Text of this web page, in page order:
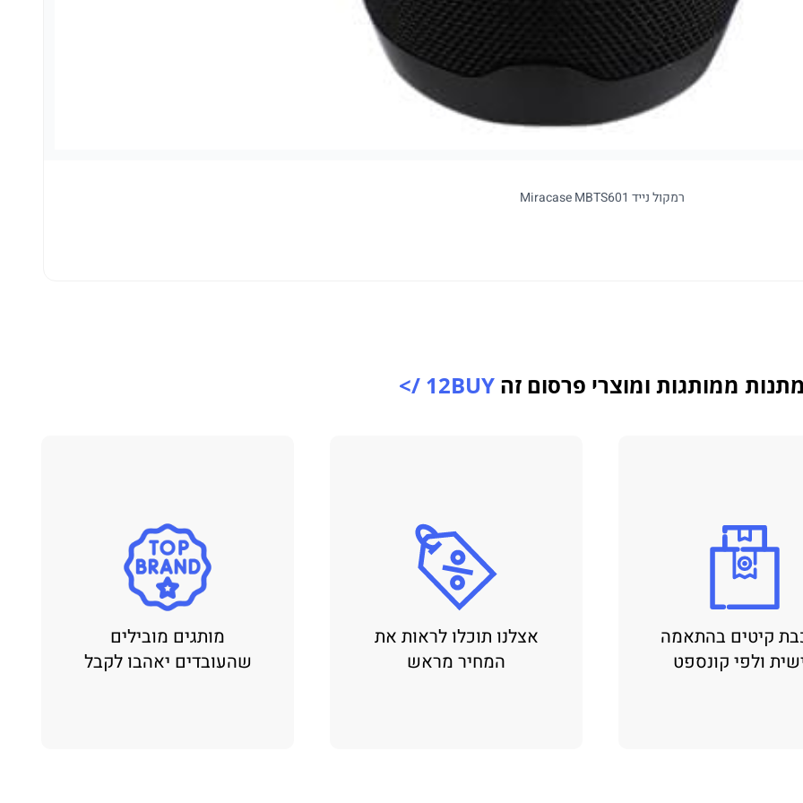
רמקול נייד Miracase MBTS601
ממותגות ומוצרי פרסום זה 12BUY />
קיטים בהתאמה
ולפי קונספט
אצלנו תוכלו לראות את
המחיר מראש
מותגים מובילים
שהעובדים יאהבו לקבל